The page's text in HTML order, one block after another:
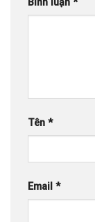
Tên *
Email *